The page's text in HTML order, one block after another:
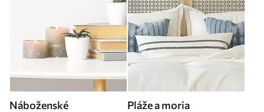
Náboženské Pláže a moria